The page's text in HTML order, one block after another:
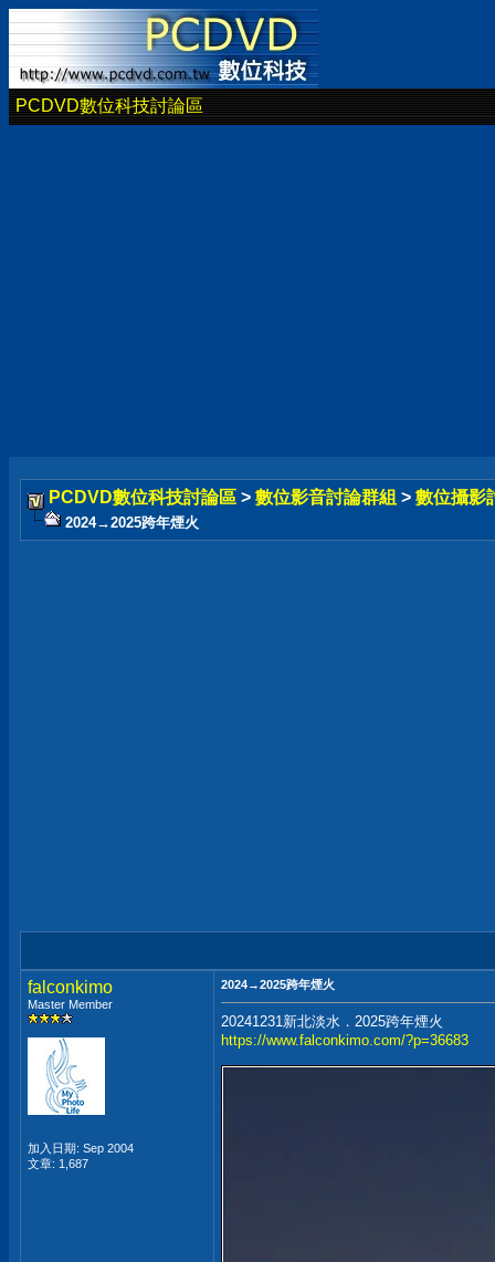
PCDVD數位科技討論區
PCDVD數位科技討論區 > 數位影音討論群組 > 數位攝影
2024→2025跨年煙火
falconkimo
Master Member
加入日期: Sep 2004
文章: 1,687
2024→2025跨年煙火
20241231新北淡水．2025跨年煙火
https://www.falconkimo.com/?p=36683